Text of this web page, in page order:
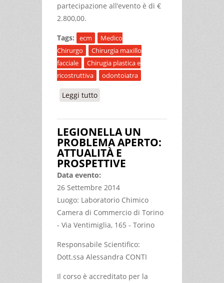
partecipazione all’evento è di €
2.800,00.
Tags: ecm
Medico
Chirurgo
Chirurgia maxillo
facciale
Chirugia plastica e
ricostruttiva
odontoiatra
Leggi tutto
ODONTOIATRIA
LEGIONELLA UN
PROBLEMA APERTO:
ATTUALITÀ E
PROSPETTIVE
Data evento:
26 Settembre 2014
Luogo: Laboratorio Chimico
Camera di Commercio di Torino
- Via Ventimiglia, 165 - Torino
Responsabile Scientifico:
Dott.ssa Alessandra CONTI
Il corso è accreditato per la